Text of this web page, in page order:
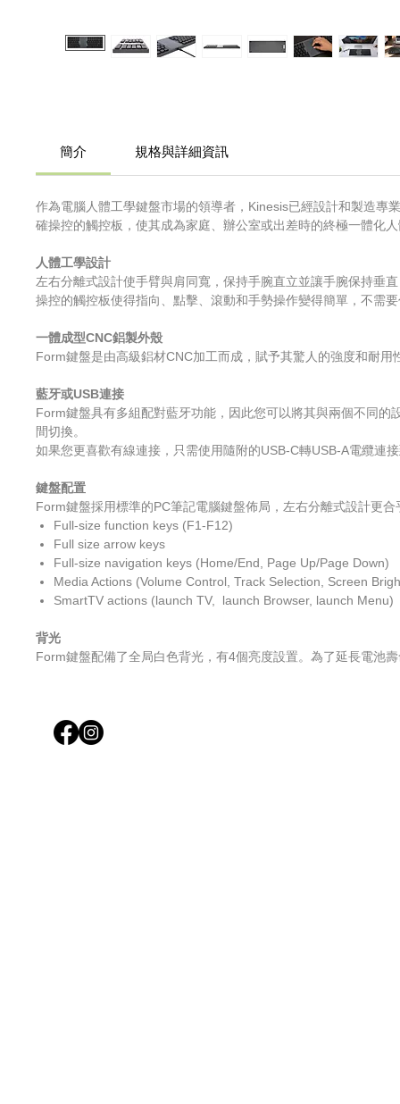
簡介 規格與詳細資訊
作為電腦人體工學鍵盤市場的領導者，Kinesis已經設計和製造專
確操控的觸控板，使其成為家庭、辦公室或出差時的終極一體化
人體工學設計
左右分離式設計使手臂與肩同寬，保持手腕直立並讓手腕保持垂
操控的觸控板使得指向、點擊、滾動和手勢操作變得簡單，不需
一體成型CNC鋁製外殼
Form鍵盤是由高級鋁材CNC加工而成，賦予其驚人的強度和耐
藍牙或USB連接
Form鍵盤具有多組配對藍牙功能，因此您可以將其與兩個不同
間切換。
如果您更喜歡有線連接，只需使用隨附的USB-C轉USB-A電纜連
鍵盤配置
Form鍵盤採用標準的PC筆記電腦鍵盤佈局，左右分離式設計更合
Full-size function keys (F1-F12)
Full size arrow keys
Full-size navigation keys (Home/End, Page Up/Page Down)
Media Actions (Volume Control, Track Selection, Screen
SmartTV actions (launch TV, launch Browser, launch Menu)
背光
Form鍵盤配備了全局白色背光，有4個亮度設置。為了延長電池